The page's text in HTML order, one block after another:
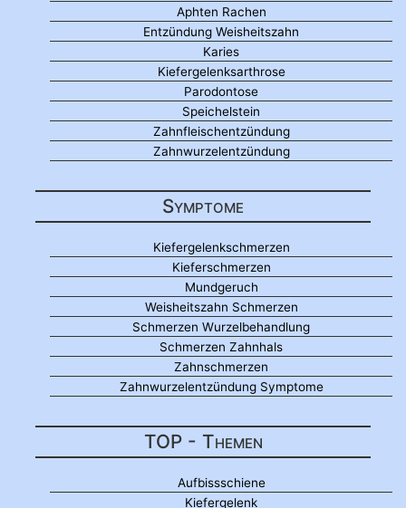
Aphten Rachen
Entzündung Weisheitszahn
Karies
Kiefergelenksarthrose
Parodontose
Speichelstein
Zahnfleischentzündung
Zahnwurzelentzündung
Symptome
Kiefergelenkschmerzen
Kieferschmerzen
Mundgeruch
Weisheitszahn Schmerzen
Schmerzen Wurzelbehandlung
Schmerzen Zahnhals
Zahnschmerzen
Zahnwurzelentzündung Symptome
TOP - Themen
Aufbissschiene
Kiefergelenk